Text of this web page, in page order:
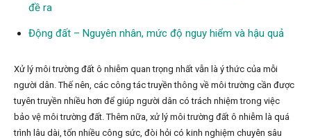
đề ra
Động đất – Nguyên nhân, mức độ nguy hiểm và hậu quả
Xử lý môi trường đất ô nhiễm quan trọng nhất vẫn là ý thức của mỗi
người dân. Thế nên, các công tác truyền thông về môi trường cần được
tuyên truyền nhiều hơn để giúp người dân có trách nhiệm trong việc
bảo vệ môi trường đất. Thêm nữa, xử lý môi trường đất ô nhiễm là quá
trình lâu dài, tốn nhiều công sức, đòi hỏi có kinh nghiệm chuyên sâu